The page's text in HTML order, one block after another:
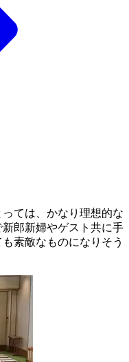
ては、かなり理想的な
郎新婦やゲスト共に手
素敵なものになりそう